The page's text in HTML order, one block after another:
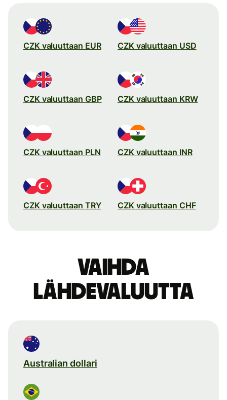
CZK valuuttaan EUR CZK valuuttaan USD
CZK valuuttaan GBP CZK valuuttaan KRW
CZK valuuttaan PLN CZK valuuttaan INR
CZK valuuttaan TRY CZK valuuttaan CHF
Vaihda
lähdevaluutta
Australian dollari